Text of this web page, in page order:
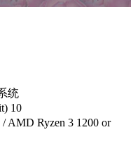
统
10
AMD Ryzen 3 1200 or